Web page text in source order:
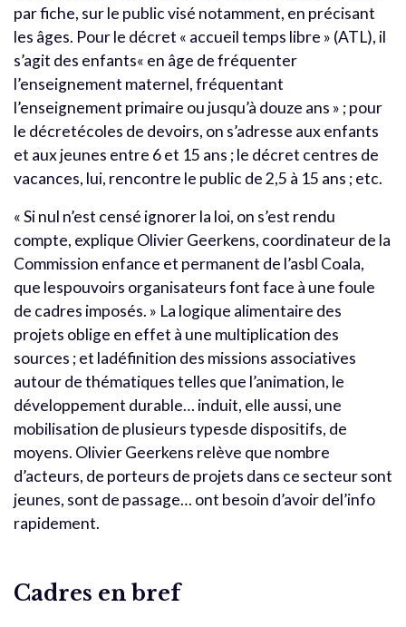
par fiche, sur le public visé notamment, en précisant
les âges. Pour le décret « accueil temps libre » (ATL), il
s’agit des enfants« en âge de fréquenter
l’enseignement maternel, fréquentant
l’enseignement primaire ou jusqu’à douze ans » ; pour
le décretécoles de devoirs, on s’adresse aux enfants
et aux jeunes entre 6 et 15 ans ; le décret centres de
vacances, lui, rencontre le public de 2,5 à 15 ans ; etc.
« Si nul n’est censé ignorer la loi, on s’est rendu
compte, explique Olivier Geerkens, coordinateur de la
Commission enfance et permanent de l’asbl Coala,
que lespouvoirs organisateurs font face à une foule
de cadres imposés. » La logique alimentaire des
projets oblige en effet à une multiplication des
sources ; et ladéfinition des missions associatives
autour de thématiques telles que l’animation, le
développement durable… induit, elle aussi, une
mobilisation de plusieurs typesde dispositifs, de
moyens. Olivier Geerkens relève que nombre
d’acteurs, de porteurs de projets dans ce secteur sont
jeunes, sont de passage… ont besoin d’avoir del’info
rapidement.
Cadres en bref